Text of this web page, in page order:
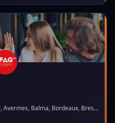
Agen, Amiens, Arras, Auxerre, Avermes, Balma, Bordeaux, Brest, Charleville-Mézières, Chartres, Courbevoie, Dijon, Gap, La Garde, Le Mans, Lille, Lyon, Mont-de-Marsan, Montluçon, Montpellier, Mulhouse, Nantes, Puteaux, Reims, Rennes, Trélazé